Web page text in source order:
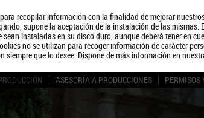
recopilar información con la finalidad de mejorar
supone la aceptación de la instalación de las
instaladas en su disco duro, aunque deberá tener en
no se utilizan para recoger información de carácter
que lo desee. Dispone de más información en
Quiénes
ASESORÍA A PRODUCCIONES PERMISOS